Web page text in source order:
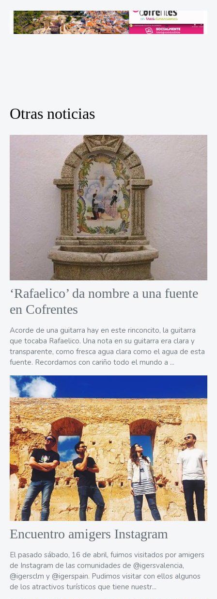
Otras noticias
‘Rafaelico’ da nombre a una fuente
en Cofrentes
Acorde de una guitarra hay en este rinconcito, la guitarra
que tocaba Rafaelico. Una nota en su guitarra era clara y
transparente, como fresca agua clara como el agua de esta
fuente. Recordamos con cariño todo el mundo a ...
Encuentro amigers Instagram
El pasado sábado, 16 de abril, fuimos visitados por amigers
de Instagram de las comunidades de @igersvalencia,
@igersclm y @igerspain. Pudimos visitar con ellos algunos
de los atractivos turísticos que tiene nuestr...